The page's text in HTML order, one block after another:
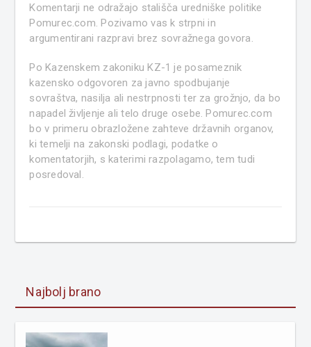
Komentarji ne odražajo stališča uredniške politike
Pomurec.com. Pozivamo vas k strpni in
argumentirani razpravi brez sovražnega govora.
Po Kazenskem zakoniku KZ-1 je posameznik
kazensko odgovoren za javno spodbujanje
sovraštva, nasilja ali nestrpnosti ter za grožnjo, da bo
napadel življenje ali telo druge osebe. Pomurec.com
bo v primeru obrazložene zahteve državnih organov,
ki temelji na zakonski podlagi, podatke o
komentatorjih, s katerimi razpolagamo, tem tudi
posredoval.
Najbolj brano